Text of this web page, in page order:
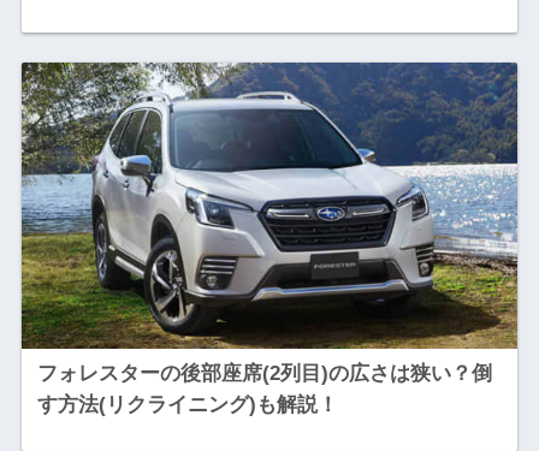
フォレスターの後部座席(2列目)の広さは狭い？倒
す方法(リクライニング)も解説！